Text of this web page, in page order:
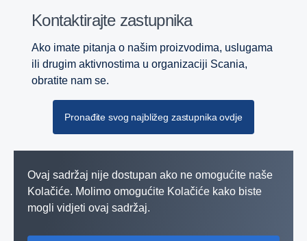
Kontaktirajte zastupnika
Ako imate pitanja o našim proizvodima, uslugama
ili drugim aktivnostima u organizaciji Scania,
obratite nam se.
Pronađite svog najbližeg zastupnika ovdje
Ovaj sadržaj nije dostupan ako ne omogućite naše
Kolačiće. Molimo omogućite Kolačiće kako biste
mogli vidjeti ovaj sadržaj.